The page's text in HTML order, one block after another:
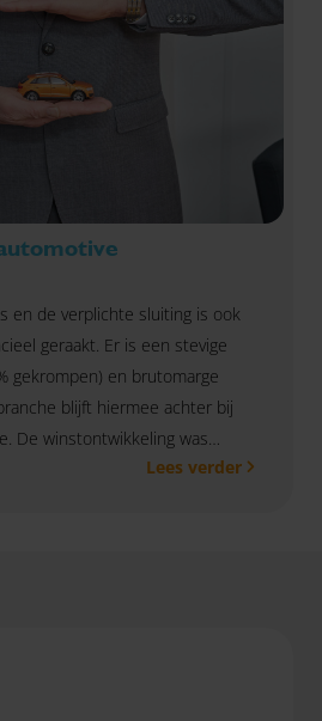
met +3,2 procent opnieuw
en de verplichte sluiting is ook
geraakt. Er is een stevige
gekrompen) en brutomarge
blijft hiermee achter bij
De winstontwikkeling was
wel positief: +6
Lees verder